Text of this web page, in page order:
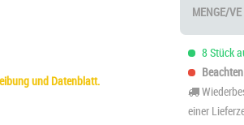
und Datenblatt.
MENGE/VE
8 Stück
einer